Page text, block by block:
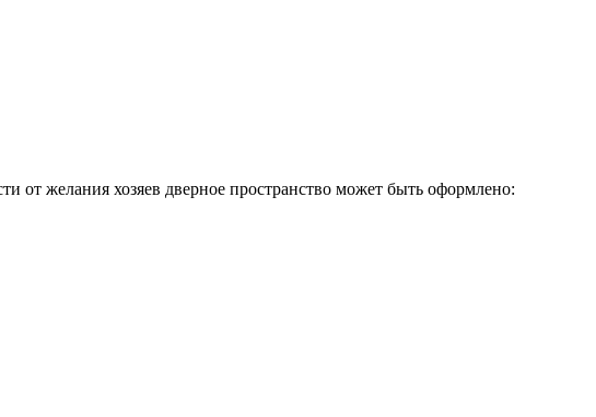
от желания хозяев дверное пространство может быть оформлено: